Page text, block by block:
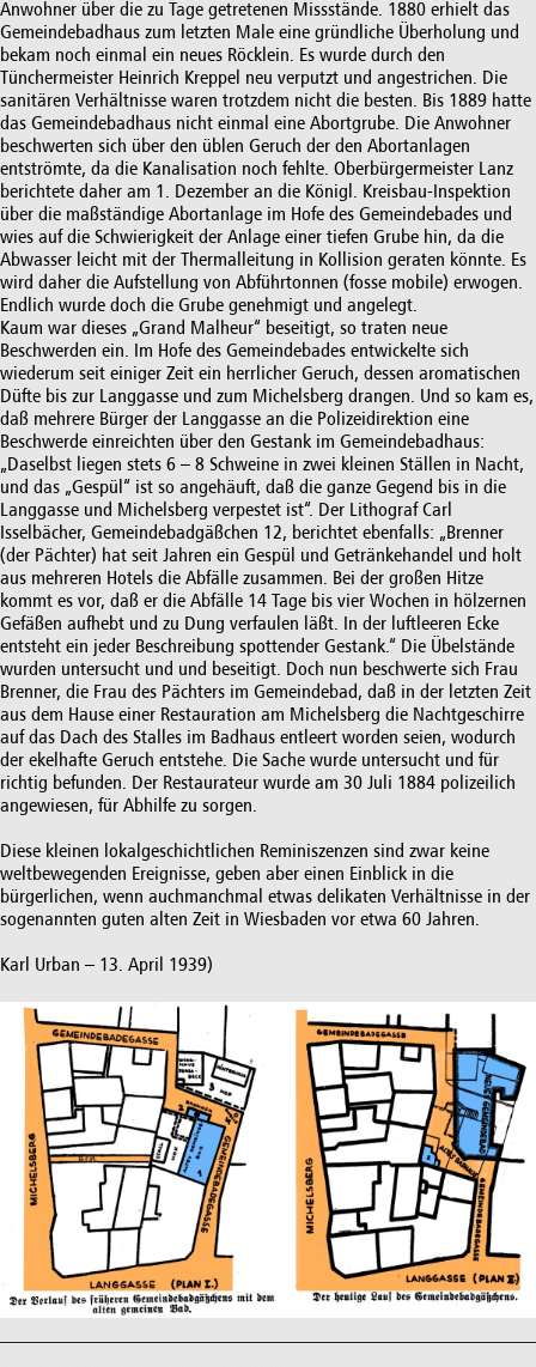
Anwohner über die zu Tage getretenen Missstände. 1880 erhielt das
Gemeindebadhaus zum letzten Male eine gründliche Überholung und
bekam noch einmal ein neues Röcklein. Es wurde durch den
Tünchermeister Heinrich Kreppel neu verputzt und angestrichen. Die
sanitären Verhältnisse waren trotzdem nicht die besten. Bis 1889 hatte
das Gemeindebadhaus nicht einmal eine Abortgrube. Die Anwohner
beschwerten sich über den üblen Geruch der den Abortanlagen
entströmte, da die Kanalisation noch fehlte. Oberbürgermeister Lanz
berichtete daher am 1. Dezember an die Königl. Kreisbau-Inspektion
über die maßständige Abortanlage im Hofe des Gemeindebades und
wies auf die Schwierigkeit der Anlage einer tiefen Grube hin, da die
Abwasser leicht mit der Thermalleitung in Kollision geraten könnte. Es
wird daher die Aufstellung von Abführtonnen (fosse mobile) erwogen.
Endlich wurde doch die Grube genehmigt und angelegt.
Kaum war dieses „Grand Malheur“ beseitigt, so traten neue
Beschwerden ein. Im Hofe des Gemeindebades entwickelte sich
wiederum seit einiger Zeit ein herrlicher Geruch, dessen aromatischen
Düfte bis zur Langgasse und zum Michelsberg drangen. Und so kam es,
daß mehrere Bürger der Langgasse an die Polizeidirektion eine
Beschwerde einreichten über den Gestank im Gemeindebadhaus:
„Daselbst liegen stets 6 – 8 Schweine in zwei kleinen Ställen in Nacht,
und das „Gespül“ ist so angehäuft, daß die ganze Gegend bis in die
Langgasse und Michelsberg verpestet ist“. Der Lithograf Carl
Isselbächer, Gemeindebadgäßchen 12, berichtet ebenfalls: „Brenner
(der Pächter) hat seit Jahren ein Gespül und Getränkehandel und holt
aus mehreren Hotels die Abfälle zusammen. Bei der großen Hitze
kommt es vor, daß er die Abfälle 14 Tage bis vier Wochen in hölzernen
Gefäßen aufhebt und zu Dung verfaulen läßt. In der luftleeren Ecke
entsteht ein jeder Beschreibung spottender Gestank.“ Die Übelstände
wurden untersucht und und beseitigt. Doch nun beschwerte sich Frau
Brenner, die Frau des Pächters im Gemeindebad, daß in der letzten Zeit
aus dem Hause einer Restauration am Michelsberg die Nachtgeschirre
auf das Dach des Stalles im Badhaus entleert worden seien, wodurch
der ekelhafte Geruch entstehe. Die Sache wurde untersucht und für
richtig befunden. Der Restaurateur wurde am 30 Juli 1884 polizeilich
angewiesen, für Abhilfe zu sorgen.
Diese kleinen lokalgeschichtlichen Reminiszenzen sind zwar keine
weltbewegenden Ereignisse, geben aber einen Einblick in die
bürgerlichen, wenn auchmanchmal etwas delikaten Verhältnisse in der
sogenannten guten alten Zeit in Wiesbaden vor etwa 60 Jahren.
Karl Urban – 13. April 1939)